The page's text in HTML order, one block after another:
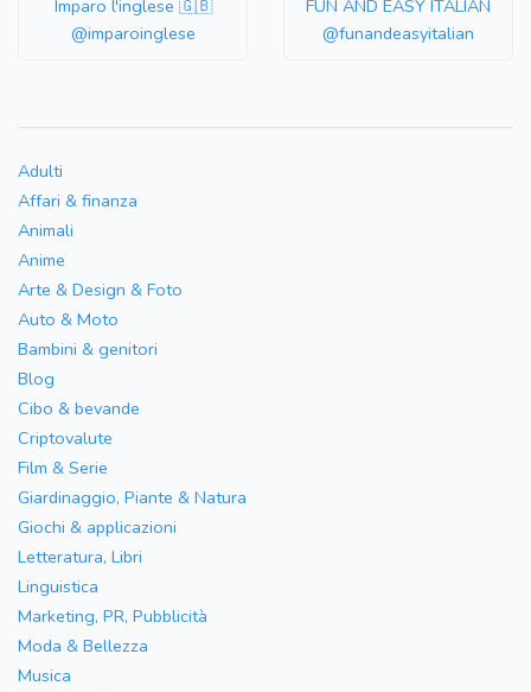
Imparo l'inglese 🇬🇧
@imparoinglese
FUN AND EASY ITALIAN
@funandeasyitalian
Adulti
Affari & finanza
Animali
Anime
Arte & Design & Foto
Auto & Moto
Bambini & genitori
Blog
Cibo & bevande
Criptovalute
Film & Serie
Giardinaggio, Piante & Natura
Giochi & applicazioni
Letteratura, Libri
Linguistica
Marketing, PR, Pubblicità
Moda & Bellezza
Musica